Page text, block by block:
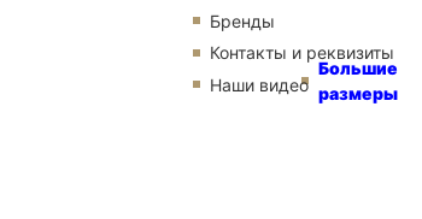
Большие
размеры
Бренды
Контакты и реквизиты
Наши видео